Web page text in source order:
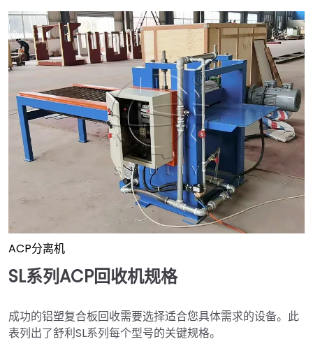
ACP分离机
SL系列ACP回收机规格
成功的铝塑复合板回收需要选择适合您具体需求的设备。此
表列出了舒利SL系列每个型号的关键规格。